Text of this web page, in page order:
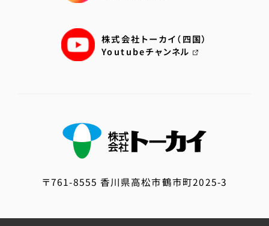
株式会社トーカイ（四国）
Youtubeチャンネル
〒761-8555 香川県高松市鶴市町2025-3